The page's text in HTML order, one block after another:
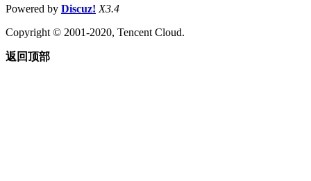
Powered by Discuz! X3.4
Copyright © 2001-2020, Tencent Cloud.
返回顶部